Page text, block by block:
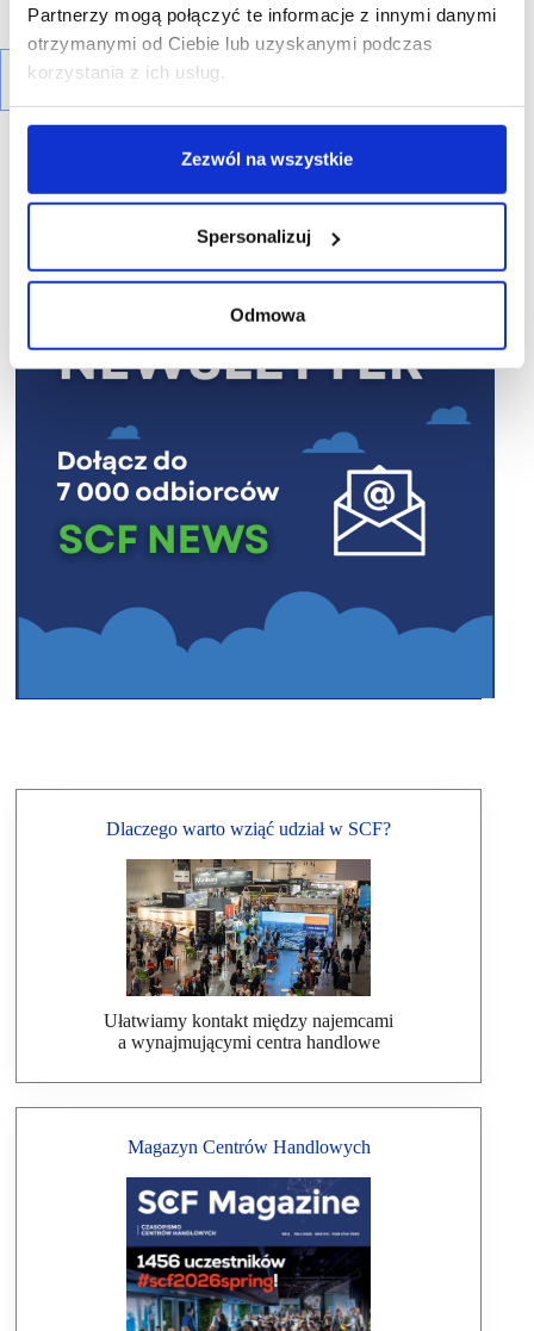
Partnerzy mogą połączyć te informacje z innymi danymi
otrzymanymi od Ciebie lub uzyskanymi podczas
korzystania z ich usług.
Zezwól na wszystkie
Spersonalizuj
Odmowa
Dlaczego warto wziąć udział w SCF?
Ułatwiamy kontakt między najemcami
a wynajmującymi centra handlowe
Magazyn Centrów Handlowych